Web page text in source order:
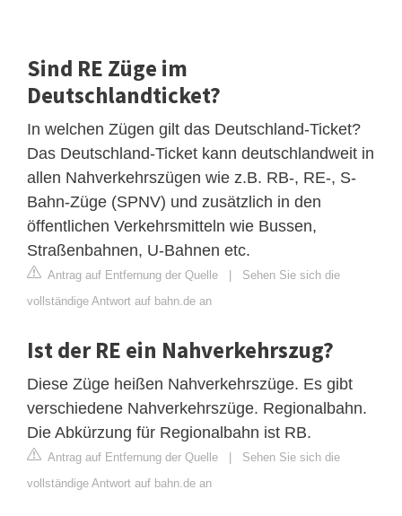
Sind RE Züge im
Deutschlandticket?
In welchen Zügen gilt das Deutschland-Ticket?
Das Deutschland-Ticket kann deutschlandweit in
allen Nahverkehrszügen wie z.B. RB-, RE-, S-
Bahn-Züge (SPNV) und zusätzlich in den
öffentlichen Verkehrsmitteln wie Bussen,
Straßenbahnen, U-Bahnen etc.
Antrag auf Entfernung der Quelle | Sehen Sie sich die
vollständige Antwort auf bahn.de an
Ist der RE ein Nahverkehrszug?
Diese Züge heißen Nahverkehrszüge. Es gibt
verschiedene Nahverkehrszüge. Regionalbahn.
Die Abkürzung für Regionalbahn ist RB.
Antrag auf Entfernung der Quelle | Sehen Sie sich die
vollständige Antwort auf bahn.de an